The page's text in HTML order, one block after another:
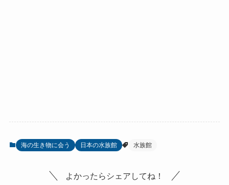
海の生き物に会う 日本の水族館 水族館
よかったらシェアしてね！